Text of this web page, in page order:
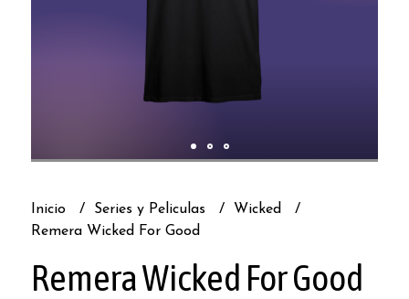
Inicio Series y Peliculas
Wicked
Remera Wicked For Good
Remera Wicked For Good